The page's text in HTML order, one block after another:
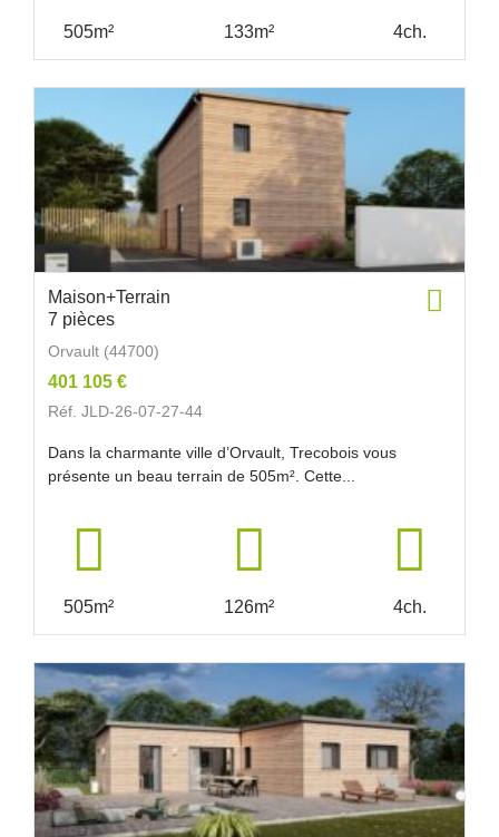
505m² 133m² 4ch.
Maison+Terrain
7 pièces
Orvault (44700)
401 105 €
Réf. JLD-26-07-27-44
Dans la charmante ville d’Orvault, Trecobois vous
présente un beau terrain de 505m². Cette...
505m² 126m² 4ch.